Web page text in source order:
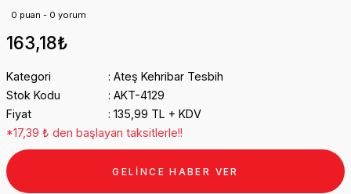
0 puan - 0 yorum
163,18₺
Kategori
Ateş Kehribar Tesbih
Stok Kodu
AKT-4129
Fiyat
135,99 TL + KDV
*17,39 ₺ den başlayan taksitlerle!!
GELİNCE HABER VER